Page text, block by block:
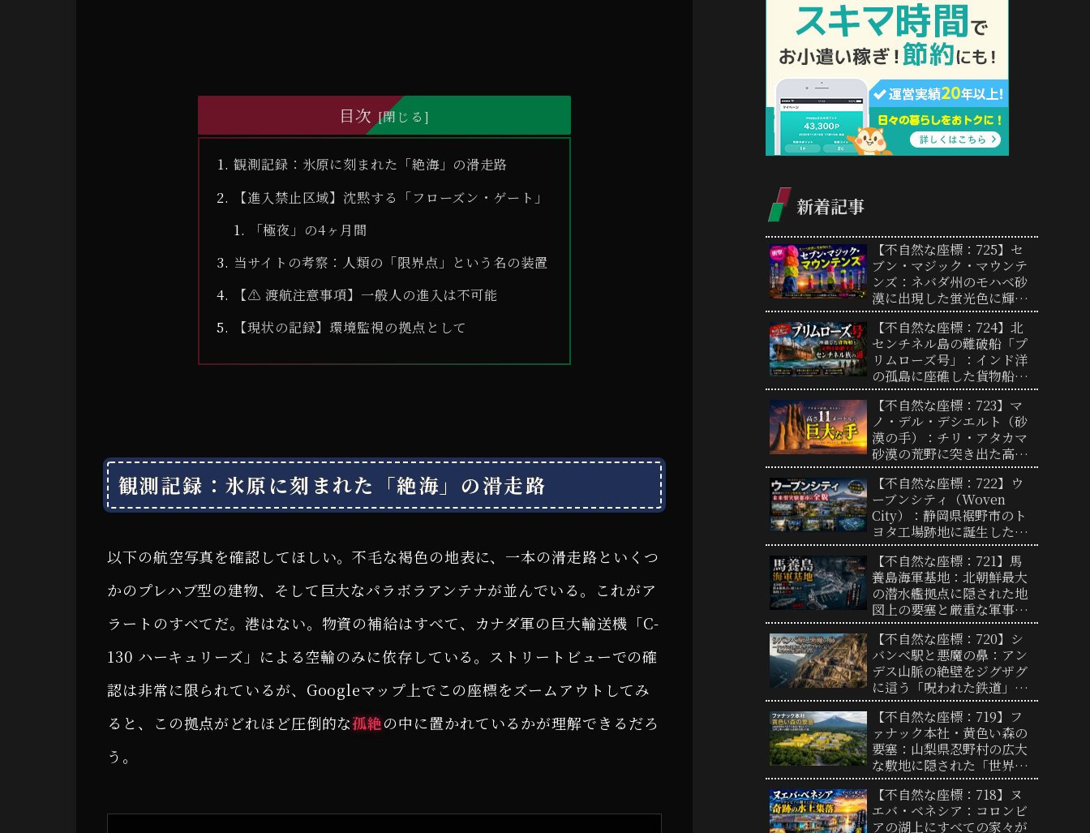
目次
観測記録：氷原に刻まれた「絶海」の滑走路
【進入禁止区域】沈黙する「フローズン・ゲート」
「極夜」の4ヶ月間
当サイトの考察：人類の「限界点」という名の装置
【⚠ 渡航注意事項】一般人の進入は不可能
【現状の記録】環境監視の拠点として
観測記録：氷原に刻まれた「絶海」の滑走路
以下の航空写真を確認してほしい。不毛な褐色の地表に、一本の滑走路といくつ
かのプレハブ型の建物、そして巨大なパラボラアンテナが並んでいる。これがア
ラートのすべてだ。港はない。物資の補給はすべて、カナダ軍の巨大輸送機「C-
130 ハーキュリーズ」による空輸のみに依存している。ストリートビューでの確
認は非常に限られているが、Googleマップ上でこの座標をズームアウトしてみ
ると、この拠点がどれほど圧倒的な孤絶の中に置かれているかが理解できるだろ
う。
新着記事
【不自然な座標：725】セ
ブン・マジック・マウンテ
ンズ：ネバダ州のモハベ砂
漠に出現した蛍光色に輝く
巨大な石の塔群
【不自然な座標：724】北
センチネル島の難破船「プ
リムローズ号」：インド洋
の孤島に座礁した貨物船と
文明を拒絶するセンチネル
族の謎
【不自然な座標：723】マ
ノ・デル・デシエルト（砂
漠の手）：チリ・アタカマ
砂漠の荒野に突き出た高さ
11メートルの巨大な彫刻と
奇妙な景観の謎
【不自然な座標：722】ウ
ーブンシティ（Woven
City）：静岡県裾野市のト
ヨタ工場跡地に誕生した未
来型実験都市の全貌と「リ
アルな街」の謎
【不自然な座標：721】馬
養島海軍基地：北朝鮮最大
の潜水艦拠点に隠された地
図上の要塞と厳重な軍事境
界線の実態
【不自然な座標：720】シ
バンベ駅と悪魔の鼻：アン
デス山脈の絶壁をジグザグ
に這う「呪われた鉄道」の
終着点と驚異の地形
【不自然な座標：719】フ
ァナック本社・黄色い森の
要塞：山梨県忍野村の広大
な敷地に隠された「世界工
場の心臓部」と圧倒的支配
力の謎
【不自然な座標：718】ヌ
エバ・ベネシア：コロンビ
アの湖上にすべての家々が